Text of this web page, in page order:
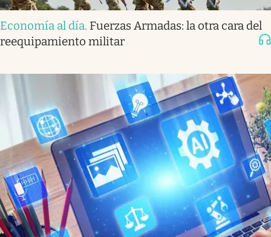
Economía al día. Fuerzas Armadas: la otra cara del
reequipamiento militar